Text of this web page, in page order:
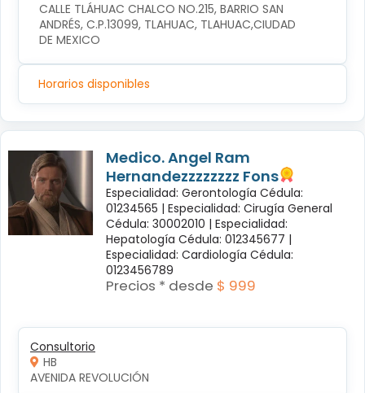
CALLE TLÁHUAC CHALCO NO.215, BARRIO SAN
ANDRÉS, C.P.13099, TLAHUAC, TLAHUAC,CIUDAD
DE MEXICO
Horarios disponibles
Medico. Angel Ram
Hernandezzzzzzzz Fons
Especialidad: Gerontología Cédula:
01234565 | Especialidad: Cirugía General
Cédula: 30002010 | Especialidad:
Hepatología Cédula: 012345677 |
Especialidad: Cardiología Cédula:
0123456789
Precios * desde $ 999
Consultorio
HB
AVENIDA REVOLUCIÓN